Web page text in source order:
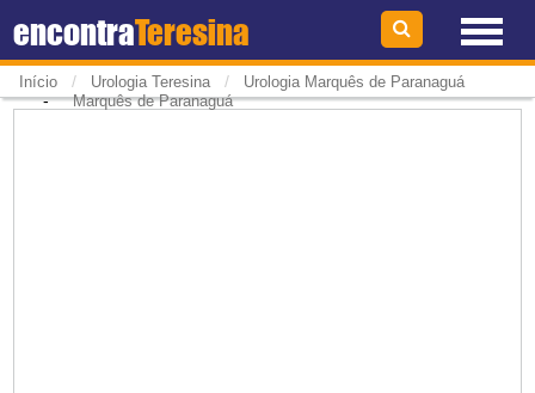
encontraTeresina
Início / Urologia Teresina / Urologia Marquês de Paranaguá
-Marquês de Paranaguá